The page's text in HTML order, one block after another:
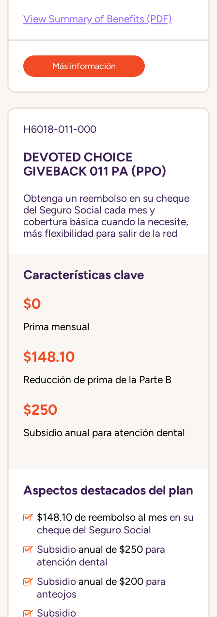
View Summary of Benefits (PDF)
Más información
H6018-011-000
DEVOTED CHOICE
GIVEBACK 011 PA (PPO)
Obtenga un reembolso en su cheque
del Seguro Social cada mes y
cobertura básica cuando la necesite,
más flexibilidad para salir de la red
Características clave
$0
Prima mensual
$148.10
Reducción de prima de la Parte B
$250
Subsidio anual para atención dental
Aspectos destacados del plan
$148.10 de reembolso al mes en su
cheque del Seguro Social
Subsidio anual de $250 para
atención dental
Subsidio anual de $200 para
anteojos
Subsidio